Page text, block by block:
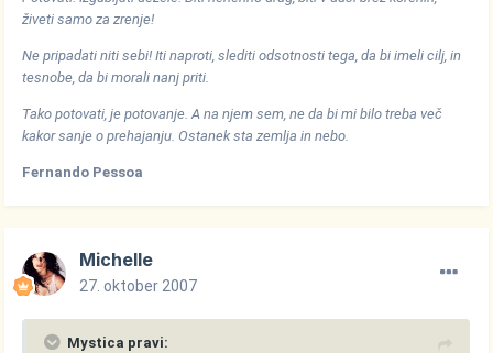
živeti samo za zrenje!
Ne pripadati niti sebi! Iti naproti, slediti odsotnosti tega, da bi imeli cilj, in
tesnobe, da bi morali nanj priti.
Tako potovati, je potovanje. A na njem sem, ne da bi mi bilo treba več
kakor sanje o prehajanju. Ostanek sta zemlja in nebo.
Fernando Pessoa
Michelle
27. oktober 2007
Mystica pravi: